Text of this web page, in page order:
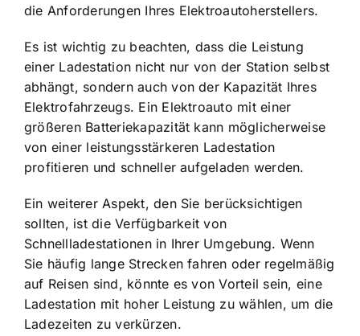
die Anforderungen Ihres Elektroautoherstellers.
Es ist wichtig zu beachten, dass die Leistung
einer Ladestation nicht nur von der Station selbst
abhängt, sondern auch von der Kapazität Ihres
Elektrofahrzeugs. Ein Elektroauto mit einer
größeren Batteriekapazität kann möglicherweise
von einer leistungsstärkeren Ladestation
profitieren und schneller aufgeladen werden.
Ein weiterer Aspekt, den Sie berücksichtigen
sollten, ist die Verfügbarkeit von
Schnellladestationen in Ihrer Umgebung. Wenn
Sie häufig lange Strecken fahren oder regelmäßig
auf Reisen sind, könnte es von Vorteil sein, eine
Ladestation mit hoher Leistung zu wählen, um die
Ladezeiten zu verkürzen.